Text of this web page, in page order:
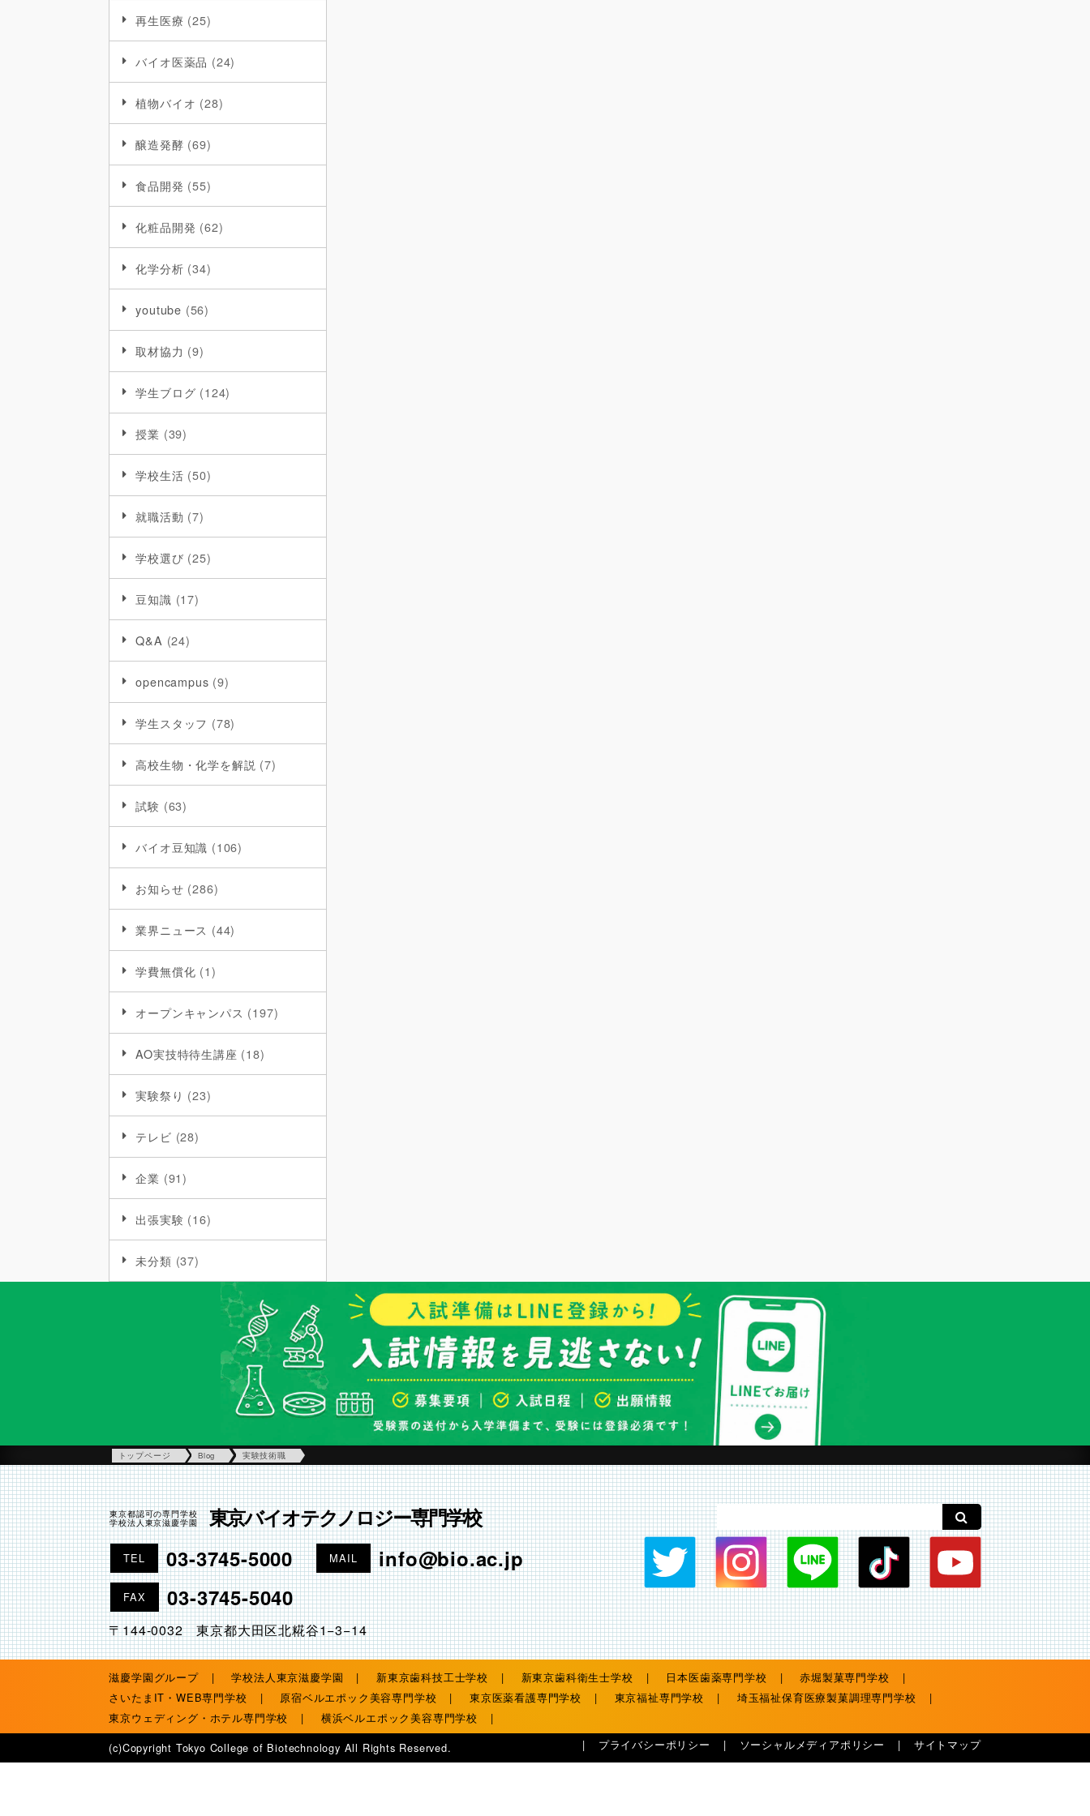
再生医療 (25)
バイオ医薬品 (24)
植物バイオ (28)
醸造発酵 (69)
食品開発 (55)
化粧品開発 (62)
化学分析 (34)
youtube (56)
取材協力 (9)
学生ブログ (124)
授業 (39)
学校生活 (50)
就職活動 (7)
学校選び (25)
豆知識 (17)
Q&A (24)
opencampus (9)
学生スタッフ (78)
高校生物・化学を解説 (7)
試験 (63)
バイオ豆知識 (106)
お知らせ (286)
業界ニュース (44)
学費無償化 (1)
オープンキャンパス (197)
AO実技特待生講座 (18)
実験祭り (23)
テレビ (28)
企業 (91)
出張実験 (16)
未分類 (37)
トップページ Blog 実験技術職
東京都認可の専門学校
学校法人東京滋慶学園
東京バイオテクノロジー専門学校
TEL 03-3745-5000 MAIL info@bio.ac.jp
FAX 03-3745-5040
〒144-0032 東京都大田区北糀谷1−3−14
滋慶学園グループ 学校法人東京滋慶学園 新東京歯科技工士学校 新東京歯科衛生士学校 日本医歯薬専門学校
赤堀製菓専門学校
さいたまIT・WEB専門学校
原宿ベルエポック美容専門学校 東京医薬看護専門学校 東京福祉専門学校
埼玉福祉保育医療製菓調理専門学校
東京ウェディング・ホテル専門学校
横浜ベルエポック美容専門学校
サイトマップ
ソーシャルメディアポリシー
プライバシーポリシー
(c)Copyright Tokyo College of Biotechnology All Rights Reserved.